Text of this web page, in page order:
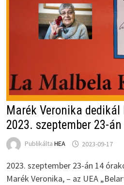
Marék Veronika dedikál
2023. szeptember 23-án
Publikálta HEA 2023-09-17
2023. szeptember 23-án 14
Marék Veronika, – az UEA